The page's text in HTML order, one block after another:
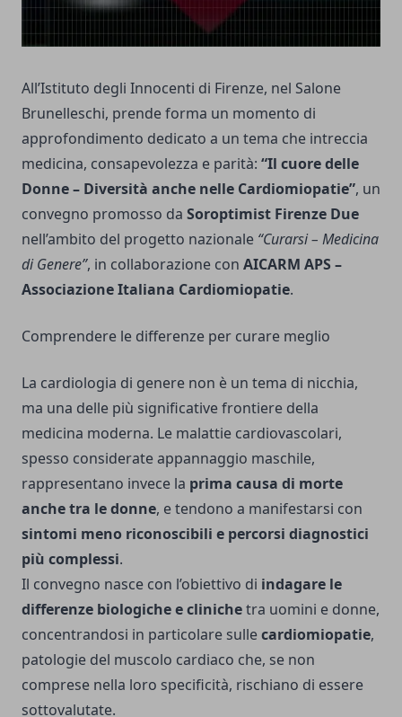
All’Istituto degli Innocenti di Firenze, nel Salone
Brunelleschi, prende forma un momento di
approfondimento dedicato a un tema che intreccia
medicina, consapevolezza e parità: “Il cuore delle
Donne – Diversità anche nelle Cardiomiopatie”, un
convegno promosso da Soroptimist Firenze Due
nell’ambito del progetto nazionale “Curarsi – Medicina
di Genere”, in collaborazione con AICARM APS –
Associazione Italiana Cardiomiopatie.
Comprendere le differenze per curare meglio
La cardiologia di genere non è un tema di nicchia,
ma una delle più significative frontiere della
medicina moderna. Le malattie cardiovascolari,
spesso considerate appannaggio maschile,
rappresentano invece la prima causa di morte
anche tra le donne, e tendono a manifestarsi con
sintomi meno riconoscibili e percorsi diagnostici
più complessi.
Il convegno nasce con l’obiettivo di indagare le
differenze biologiche e clinichetra uomini e donne,
concentrandosi in particolare sullecardiomiopatie,
patologie del muscolo cardiaco che, se non
comprese nella loro specificità, rischiano di essere
sottovalutate.